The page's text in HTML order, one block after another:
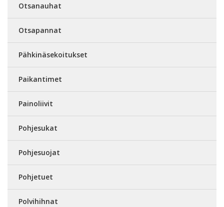
Otsanauhat
Otsapannat
Pähkinäsekoitukset
Paikantimet
Painoliivit
Pohjesukat
Pohjesuojat
Pohjetuet
Polvihihnat